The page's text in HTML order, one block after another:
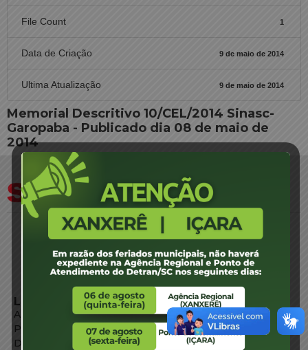
File Count 1
Data de Criação 9 de maio de 2014
Ultima Atualização 9 de maio de 2014
Memorial Descritivo 10/CEL/2014 Sinasc-
Garopaba - Publicado dia 08 de maio de
2014
LINKS EXTERNOS
Agência de Notícias
Portal de Serviços
Diário Oficial